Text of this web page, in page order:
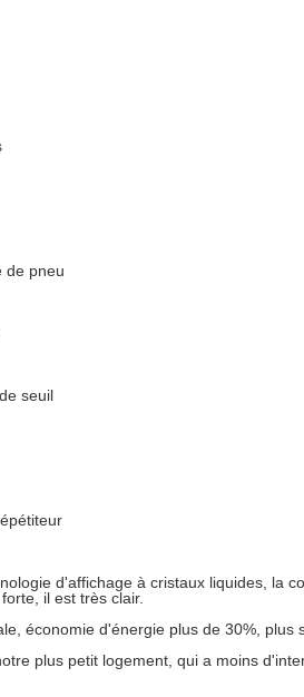
de pneu
seuil
d'affichage à cristaux liquides, la
il est très clair.
économie d'énergie plus de 30%, plus
plus petit logement, qui a moins